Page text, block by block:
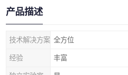
产品描述
技术解决方案 全方位
经验 丰富